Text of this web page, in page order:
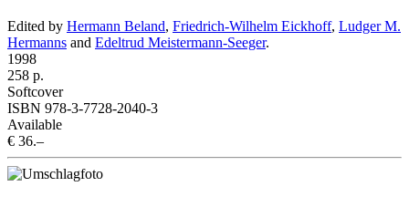
Edited by Hermann Beland, Friedrich-Wilhelm Eickhoff, Ludger M.
Hermanns and Edeltrud Meistermann-Seeger.
1998
258 p.
Softcover
ISBN 978-3-7728-2040-3
Available
€ 36.–